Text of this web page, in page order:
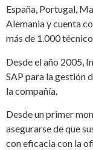
España, Portugal,
Alemania y cuenta
más de 1.000
Desde el año 2005,
SAP para la gestión
la compañía.
Desde un primer
asegurarse de que
con eficacia con la